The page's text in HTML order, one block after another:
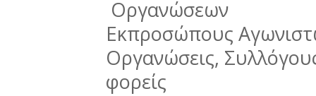
Οργανώσεων
Εκπροσώπους
Οργανώσεις,
φορείς